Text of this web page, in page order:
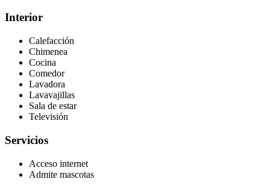
Interior
Calefacción
Chimenea
Cocina
Comedor
Lavadora
Lavavajillas
Sala de estar
Televisión
Servicios
Acceso internet
Admite mascotas